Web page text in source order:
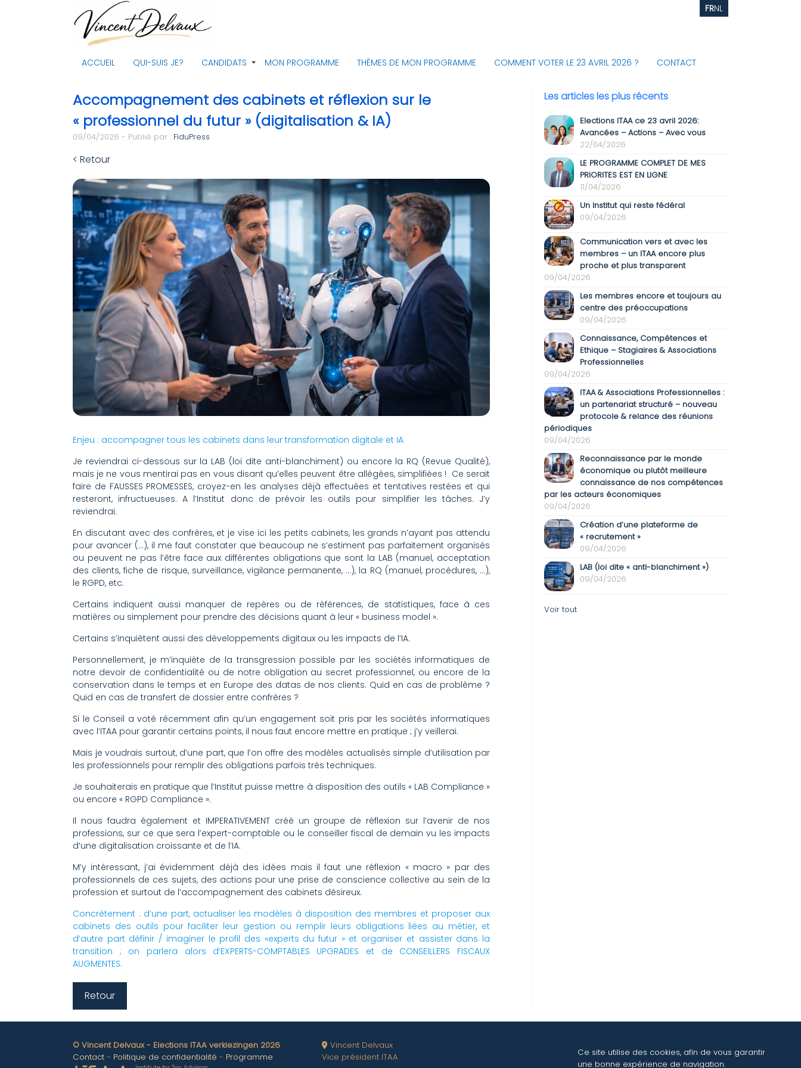
ACCUEIL QUI-SUIS JE? CANDIDATS MON PROGRAMME THÈMES DE MON PROGRAMME COMMENT VOTER LE 23 AVRIL 2026 ? CONTACT
FRNL
Accompagnement des cabinets et réflexion sur le
« professionnel du futur » (digitalisation & IA)
09/04/2026 - Publié par : FiduPress
< Retour
Enjeu : accompagner tous les cabinets dans leur transformation digitale et IA
Je reviendrai ci-dessous sur la LAB (loi dite anti-blanchiment) ou encore la RQ (Revue Qualité),
mais je ne vous mentirai pas en vous disant qu’elles peuvent être allégées, simplifiées ! Ce serait
faire de FAUSSES PROMESSES, croyez-en les analyses déjà effectuées et tentatives restées et qui
resteront, infructueuses. A l’Institut donc de prévoir les outils pour simplifier les tâches. J’y
reviendrai.
En discutant avec des confrères, et je vise ici les petits cabinets, les grands n’ayant pas attendu
pour avancer (…), il me faut constater que beaucoup ne s’estiment pas parfaitement organisés
ou peuvent ne pas l’être face aux différentes obligations que sont la LAB (manuel, acceptation
des clients, fiche de risque, surveillance, vigilance permanente, …), la RQ (manuel, procédures, …),
le RGPD, etc.
Certains indiquent aussi manquer de repères ou de références, de statistiques, face à ces
matières ou simplement pour prendre des décisions quant à leur « business model ».
Certains s’inquiètent aussi des développements digitaux ou les impacts de l’IA.
Personnellement, je m’inquiète de la transgression possible par les sociétés informatiques de
notre devoir de confidentialité ou de notre obligation au secret professionnel, ou encore de la
conservation dans le temps et en Europe des datas de nos clients. Quid en cas de problème ?
Quid en cas de transfert de dossier entre confrères ?
Si le Conseil a voté récemment afin qu’un engagement soit pris par les sociétés informatiques
avec l’ITAA pour garantir certains points, il nous faut encore mettre en pratique ; j’y veillerai.
Mais je voudrais surtout, d’une part, que l’on offre des modèles actualisés simple d’utilisation par
les professionnels pour remplir des obligations parfois très techniques.
Je souhaiterais en pratique que l’Institut puisse mettre à disposition des outils « LAB Compliance »
ou encore « RGPD Compliance ».
Il nous faudra également et IMPERATIVEMENT créé un groupe de réflexion sur l’avenir de nos
professions, sur ce que sera l’expert-comptable ou le conseiller fiscal de demain vu les impacts
d’une digitalisation croissante et de l’IA.
M’y intéressant, j’ai évidemment déjà des idées mais il faut une réflexion « macro » par des
professionnels de ces sujets, des actions pour une prise de conscience collective au sein de la
profession et surtout de l’accompagnement des cabinets désireux.
Concrètement : d’une part, actualiser les modèles à disposition des membres et proposer aux
cabinets des outils pour faciliter leur gestion ou remplir leurs obligations liées au métier, et
d’autre part définir / imaginer le profil des «experts du futur » et organiser et assister dans la
transition ; on parlera alors d’EXPERTS-COMPTABLES UPGRADES et de CONSEILLERS FISCAUX
AUGMENTES.
Retour
Les articles les plus récents
Elections ITAA ce 23 avril 2026:
Avancées – Actions – Avec vous
22/04/2026
LE PROGRAMME COMPLET DE MES
PRIORITES EST EN LIGNE
11/04/2026
Un Institut qui reste fédéral
09/04/2026
Communication vers et avec les
membres – un ITAA encore plus
proche et plus transparent
09/04/2026
Les membres encore et toujours au
centre des préoccupations
09/04/2026
Connaissance, Compétences et
Ethique – Stagiaires & Associations
Professionnelles
09/04/2026
ITAA & Associations Professionnelles :
un partenariat structuré – nouveau
protocole & relance des réunions
périodiques
09/04/2026
Reconnaissance par le monde
économique ou plutôt meilleure
connaissance de nos compétences
par les acteurs économiques
09/04/2026
Création d’une plateforme de
« recrutement »
09/04/2026
LAB (loi dite « anti-blanchiment »)
09/04/2026
Voir tout
© Vincent Delvaux - Elections ITAA verkiezingen 2026
Contact
Politique de confidentialité Programme
Vincent Delvaux
Vice président ITAA
Ce site utilise des cookies, afin de vous garantir
une bonne expérience de navigation.